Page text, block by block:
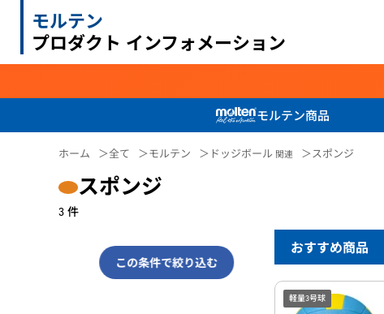
モルテン
プロダクト インフォメーション
モルテン商品
ホーム 全て モルテン ドッジボール 関連 スポンジ
スポンジ
3 件
この条件で絞り込む
おすすめ商品
軽量3号球